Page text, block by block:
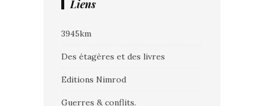
Liens
3945km
Des étagères et des livres
Editions Nimrod
Guerres & conflits.